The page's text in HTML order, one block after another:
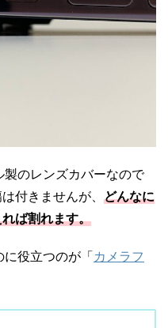
のレンズカバーなので
付きませんが、 どんなに
ば割れます。
役立つのが「カメラフ